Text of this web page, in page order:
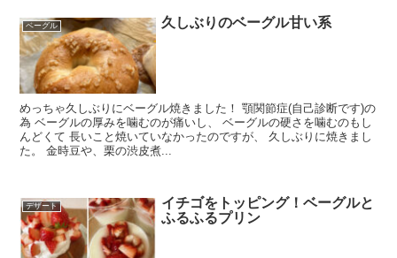
ベーグル 久しぶりのベーグル甘い系
めっちゃ久しぶりにベーグル焼きました！ 顎関節症(自己診断です)の
為 ベーグルの厚みを噛むのが痛いし、 ベーグルの硬さを噛むのもし
んどくて 長いこと焼いていなかったのですが、 久しぶりに焼きまし
た。 金時豆や、栗の渋皮煮...
デザート
イチゴをトッピング！ベーグルと
ふるふるプリン